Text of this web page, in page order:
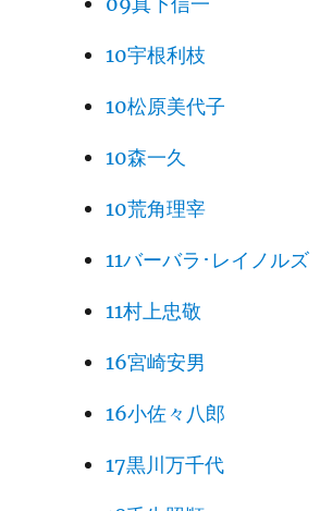
10宇根利枝
10松原美代子
10森一久
10荒角理宰
11バーバラ･レイノルズ
11村上忠敬
16宮崎安男
16小佐々八郎
17黒川万千代